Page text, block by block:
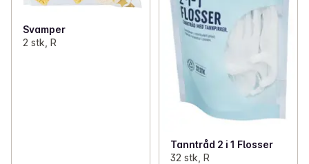
Svamper
2 stk, R
Tanntråd 2 i 1 Flosser
32 stk, R